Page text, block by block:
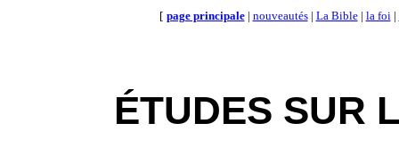
[ page principale| nouveautés| La Bible| la foi|
ÉTUDES SUR